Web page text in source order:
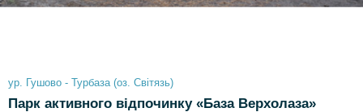
ур. Гушово - Турбаза (оз. Світязь)
Парк активного відпочинку «База Верхолаза»